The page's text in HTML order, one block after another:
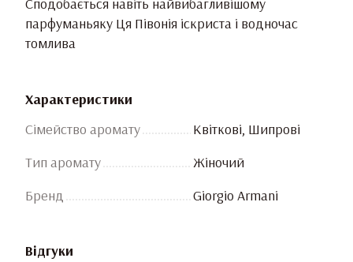
Сподобається навіть найвибагливішому
парфуманьяку Ця Півонія іскриста і водночас
томлива
Характеристики
Сімейство аромату
Квіткові, Шипрові
Тип аромату
Жіночий
Бренд
Giorgio Armani
Відгуки